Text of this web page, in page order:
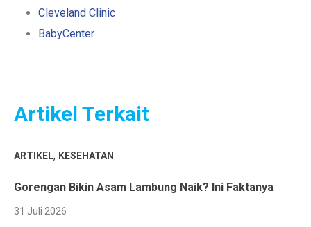
Cleveland Clinic
BabyCenter
Artikel Terkait
ARTIKEL, KESEHATAN
Gorengan Bikin Asam Lambung Naik? Ini Faktanya
31 Juli 2026